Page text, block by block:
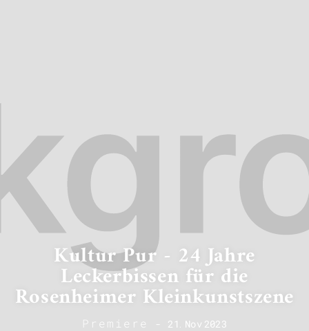
Kultur Pur - 24 Jahre
Leckerbissen für die
Rosenheimer Kleinkunstszene
Premiere - 21. Nov 2023